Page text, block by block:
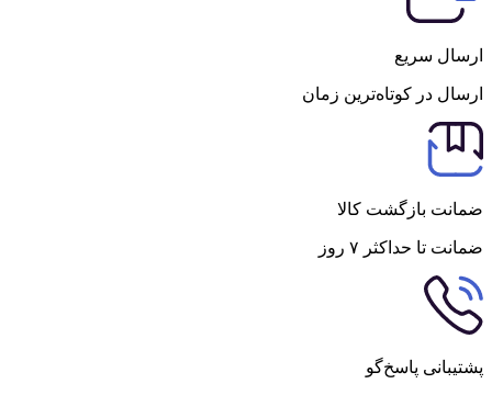
ارسال سریع
ارسال در کوتاه‌ترین زمان
ضمانت بازگشت کالا
ضمانت تا حداکثر ۷ روز
پشتیبانی پاسخ‌گو